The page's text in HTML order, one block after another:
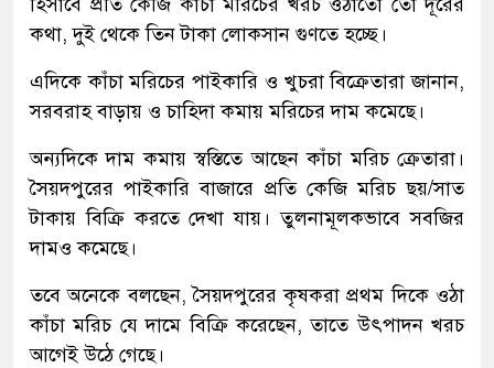
কথা, দুই থেকে তিন টাকা লোকসান গুণতে হচ্ছে।
এদিকে কাঁচা মরিচের পাইকারি ও খুচরা বিক্রেতারা জানান,
সরবরাহ বাড়ায় ও চাহিদা কমায় মরিচের দাম কমেছে।
অন্যদিকে দাম কমায় স্বস্তিতে আছেন কাঁচা মরিচ ক্রেতারা।
সৈয়দপুরের পাইকারি বাজারে প্রতি কেজি মরিচ ছয়/সাত
টাকায় বিক্রি করতে দেখা যায়। তুলনামূলকভাবে সবজির
দামও কমেছে।
তবে অনেকে বলছেন, সৈয়দপুরের কৃষকরা প্রথম দিকে ওঠা
কাঁচা মরিচ যে দামে বিক্রি করেছেন, তাতে উৎপাদন খরচ
আগেই উঠে গেছে।